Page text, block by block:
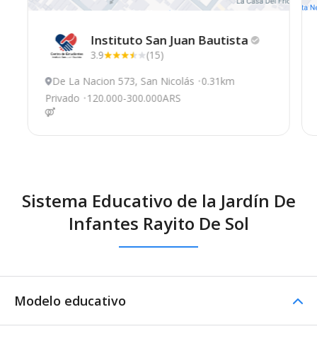
Instituto San Juan Bautista
3.9
(15)
De La Nacion 573, San Nicolás 0.31km
Privado
120.000-300.000ARS
Sistema Educativo de la Jardín De
Infantes Rayito De Sol
Modelo educativo